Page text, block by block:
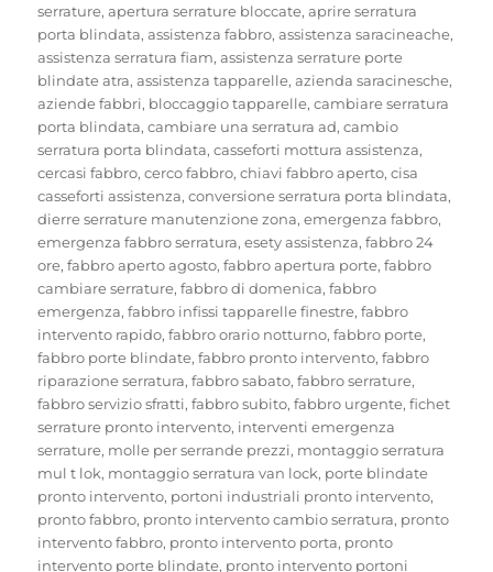
serrature,apertura serrature bloccate,aprire serratura
porta blindata,assistenza fabbro,assistenza saracineache,
assistenza serratura fiam,assistenza serrature porte
blindate atra,assistenza tapparelle,azienda saracinesche,
aziende fabbri, bloccaggio tapparelle,cambiare serratura
porta blindata,cambiare una serratura ad,cambio
serratura porta blindata,casseforti mottura assistenza,
cercasi fabbro,cerco fabbro,chiavi fabbro aperto,cisa
casseforti assistenza,conversione serratura porta blindata,
dierre serrature manutenzione zona,emergenza fabbro,
emergenza fabbro serratura,esety assistenza,fabbro 24
ore,fabbro aperto agosto,fabbro apertura porte,fabbro
cambiare serrature,fabbro di domenica,fabbro
emergenza,fabbro infissi tapparelle finestre,fabbro
intervento rapido,fabbro orario notturno,fabbro porte,
fabbro porte blindate,fabbro pronto intervento,fabbro
riparazione serratura,fabbro sabato,fabbro serrature,
fabbro servizio sfratti,fabbro subito,fabbro urgente,fichet
serrature pronto intervento, interventi emergenza
serrature, molle per serrande prezzi, montaggio serratura
mul t lok, montaggio serratura van lock, porte blindate
pronto intervento, portoni industriali pronto intervento,
pronto fabbro, pronto intervento cambio serratura, pronto
intervento fabbro, pronto intervento porta, pronto
intervento porte blindate, pronto intervento portoni